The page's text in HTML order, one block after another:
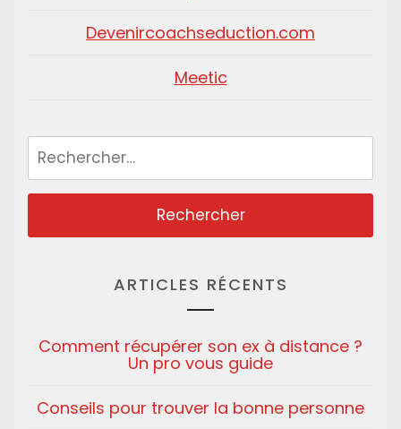
Devenircoachseduction.com
Meetic
Rechercher :
ARTICLES RÉCENTS
Comment récupérer son ex à distance ?
Un pro vous guide
Conseils pour trouver la bonne personne